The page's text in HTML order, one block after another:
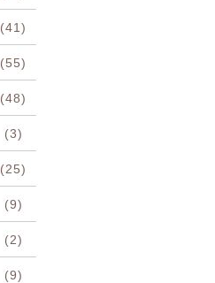
(41)
(55)
(48)
(3)
(25)
(9)
(2)
(9)